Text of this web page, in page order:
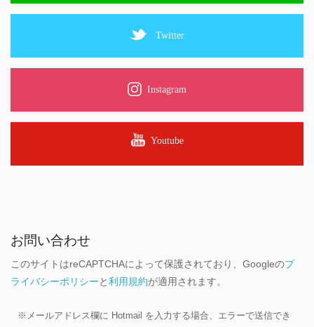
Twitter
Instagram
Youtube
お問い合わせ
このサイトはreCAPTCHAによって保護されており、Googleのプ
ライバシーポリシーと利用規約が適用されます。
※メールアドレス欄に Hotmail を入力する場合、エラーで送信でき